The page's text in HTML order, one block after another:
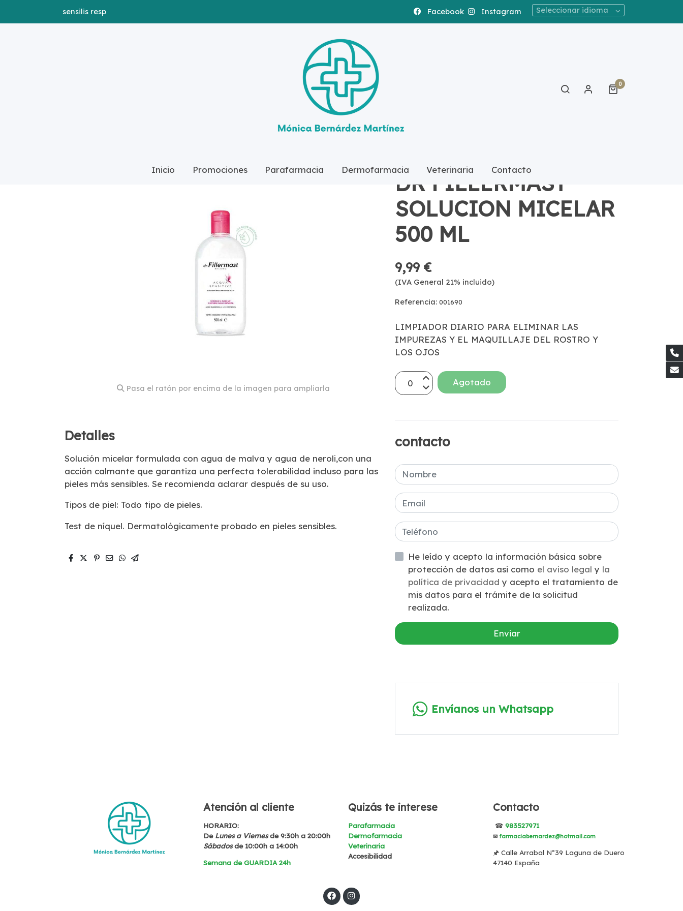
sensilis resp Facebook Instagram Seleccionar idioma
0
Inicio Promociones Parafarmacia Dermofarmacia Veterinaria Contacto
Pasa el ratón por encima de la imagen para ampliarla
Detalles
Solución micelar formulada con agua de malva y agua de neroli,con una
acción calmante que garantiza una perfecta tolerabilidad incluso para las
pieles más sensibles. Se recomienda aclarar después de su uso.
Tipos de piel: Todo tipo de pieles.
Test de níquel. Dermatológicamente probado en pieles sensibles.
DR FILLERMAST
SOLUCION MICELAR
500 ML
9,99 €
(IVA General 21% incluido)
Referencia:001690
LIMPIADOR DIARIO PARA ELIMINAR LAS
IMPUREZAS Y EL MAQUILLAJE DEL ROSTRO Y
LOS OJOS
Agotado
contacto
He leído y acepto la información básica sobre
protección de datos asi como el aviso legaly la
política de privacidady acepto el tratamiento de
mis datos para el trámite de la solicitud
realizada.
Enviar
Envíanos un Whatsapp
Atención al cliente
HORARIO:
DeLunes a Viernesde 9:30h a 20:00h
Sábadosde 10:00h a 14:00h
Semana de GUARDIA 24h
Quizás te interese
Parafarmacia
Dermofarmacia
Veterinaria
Accesibilidad
Contacto
☎ 983527971
✉ farmaciabernardez@hotmail.com
🖈 Calle Arrabal Nº39 Laguna de Duero
47140 España